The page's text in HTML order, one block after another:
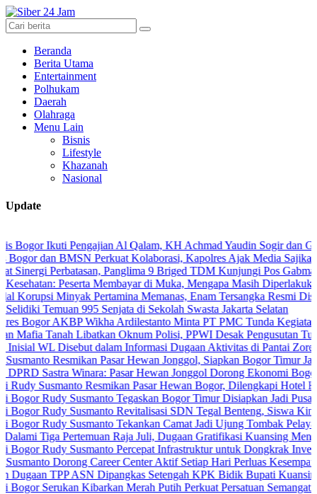
Beranda
Berita Utama
Entertainment
Polhukam
Daerah
Olahraga
Menu Lain
Bisnis
Lifestyle
Khazanah
Nasional
Update
Pengajian Al Qalam, KH Achmad Yaudin Sogir dan Gus Sholeh
BMSN Perkuat Kolaborasi, Kapolres Ajak Media Sajikan
Perbatasan, Panglima 9 Briged TDM Kunjungi Pos Gabma Temajuk
Peserta Membayar di Muka, Mengapa Masih Diperlakukan
Minyak Pertamina Memanas, Enam Tersangka Resmi Diseret ke
995 Senjata di Sekolah Swasta Jakarta Selatan
AKBP Wikha Ardilestanto Minta PT PMC Tunda Kegiatan Demi
Libatkan Oknum Polisi, PPWI Desak Pengusutan Tuntas
Disebut dalam Informasi Dugaan Aktivitas di Pantai Zore, Bea
Resmikan Pasar Hewan Jonggol, Siapkan Bogor Timur Jadi Pusat
Winara: Pasar Hewan Jonggol Dorong Ekonomi Bogor Timur
Resmikan Pasar Hewan Bogor, Dilengkapi Hotel Hewan
Susmanto Tegaskan Bogor Timur Disiapkan Jadi Pusat
Susmanto Revitalisasi SDN Tegal Benteng, Siswa Kini Belajar
Susmanto Tekankan Camat Jadi Ujung Tombak Pelayanan
Pertemuan Raja Juli, Dugaan Gratifikasi Kuansing Menguat
Susmanto Percepat Infrastruktur untuk Dongkrak Investasi
Dorong Career Center Aktif Setiap Hari Perluas Kesempatan Kerja
TPP ASN Dipangkas Setengah KPK Bidik Bupati Kuansing
Kibarkan Merah Putih Perkuat Persatuan Semangat